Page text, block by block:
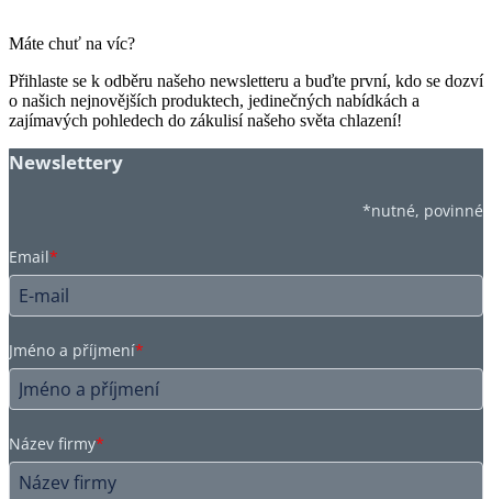
Máte chuť na víc?
Přihlaste se k odběru našeho newsletteru a buďte první, kdo se dozví
o našich nejnovějších produktech, jedinečných nabídkách a
zajímavých pohledech do zákulisí našeho světa chlazení!
Newslettery
*nutné, povinné
Email*
Jméno a příjmení*
Název firmy*